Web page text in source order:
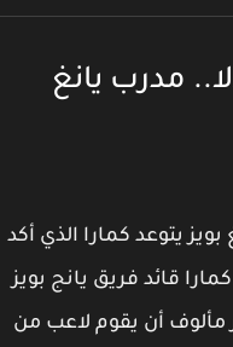
مدرب يانغ
يتوعد كمارا الذي أكد
قائد فريق يانج بويز
أن يقوم لاعب من